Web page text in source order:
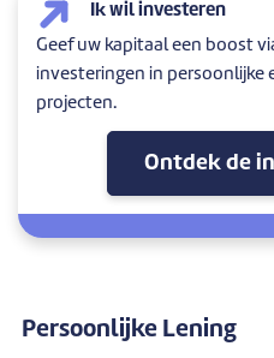
Ik wil investeren
Geef uw kapitaal een boost
investeringen in persoonlijke
projecten.
Ontdek de
Persoonlijke Lening